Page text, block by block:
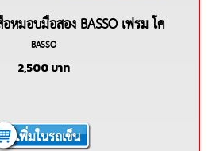
หมอบมือสอง BASSO เฟรม โค
รโมลี่
BASSO
2,500 บาท
เพิ่มในรถเข็น